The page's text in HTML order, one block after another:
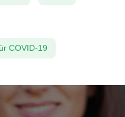
COVID-19